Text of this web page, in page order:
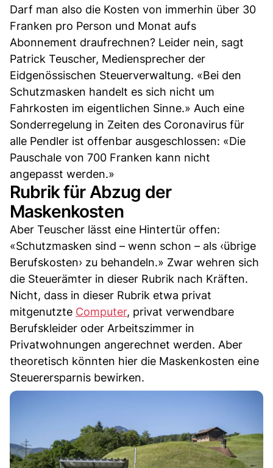
Darf man also die Kosten von immerhin über 30
Franken pro Person und Monat aufs
Abonnement draufrechnen? Leider nein, sagt
Patrick Teuscher, Mediensprecher der
Eidgenössischen Steuerverwaltung. «Bei den
Schutzmasken handelt es sich nicht um
Fahrkosten im eigentlichen Sinne.» Auch eine
Sonderregelung in Zeiten des Coronavirus für
alle Pendler ist offenbar ausgeschlossen: «Die
Pauschale von 700 Franken kann nicht
angepasst werden.»
Rubrik für Abzug der
Maskenkosten
Aber Teuscher lässt eine Hintertür offen:
«Schutzmasken sind – wenn schon – als ‹übrige
Berufskosten› zu behandeln.» Zwar wehren sich
die Steuerämter in dieser Rubrik nach Kräften.
Nicht, dass in dieser Rubrik etwa privat
mitgenutzte Computer, privat verwendbare
Berufskleider oder Arbeitszimmer in
Privatwohnungen angerechnet werden. Aber
theoretisch könnten hier die Maskenkosten eine
Steuerersparnis bewirken.